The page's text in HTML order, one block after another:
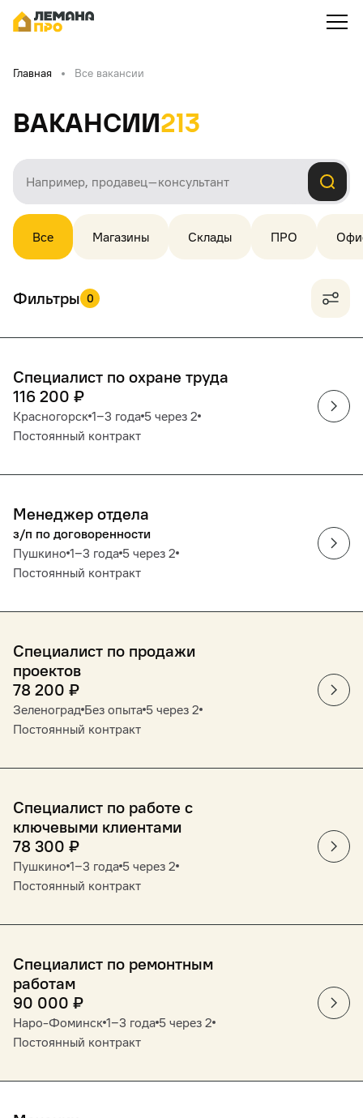
Главная Все вакансии
Вакансии213
Все Магазины Склады ПРО
Фильтры 0
Специалист по охране труда
116 200 ₽
Красногорск 1‒3 года 5 через 2
Постоянный контракт
Менеджер отдела
з/п по договоренности
Пушкино 1‒3 года 5 через 2
Постоянный контракт
Специалист по продажи
проектов
78 200 ₽
Зеленоград Без опыта 5 через 2
Постоянный контракт
Специалист по работе с
ключевыми клиентами
78 300 ₽
Пушкино 1‒3 года 5 через 2
Постоянный контракт
Специалист по ремонтным
работам
90 000 ₽
Наро-Фоминск 1‒3 года 5 через 2
Постоянный контракт